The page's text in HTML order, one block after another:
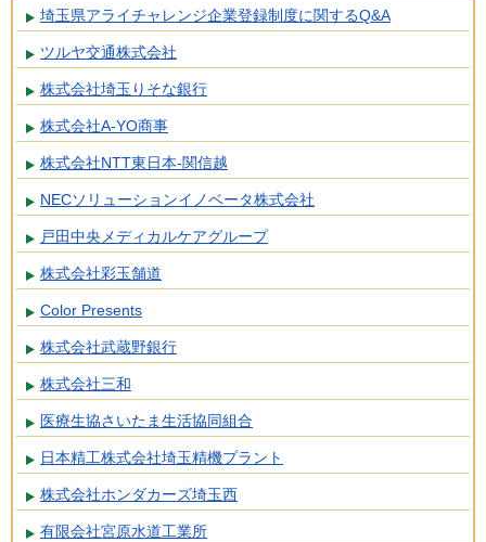
埼玉県アライチャレンジ企業登録制度に関するQ&A
ツルヤ交通株式会社
株式会社埼玉りそな銀行
株式会社A-YO商事
株式会社NTT東日本-関信越
NECソリューションイノベータ株式会社
戸田中央メディカルケアグループ
株式会社彩玉舗道
Color Presents
株式会社武蔵野銀行
株式会社三和
医療生協さいたま生活協同組合
日本精工株式会社埼玉精機プラント
株式会社ホンダカーズ埼玉西
有限会社宮原水道工業所